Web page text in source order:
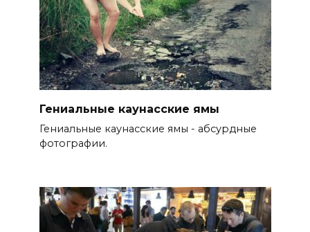
Гениальные каунасские ямы
Гениальные каунасские ямы - абсурдные
фотографии.